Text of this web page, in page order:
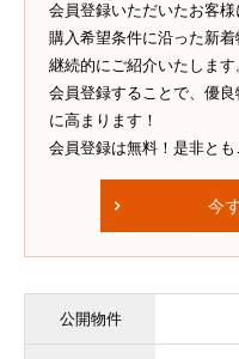
会員登録いただいたお客
購入希望条件に沿った新
継続的にご紹介いたします
会員登録することで、優
に高まります！
会員登録は無料！是非とも
今
公開物件